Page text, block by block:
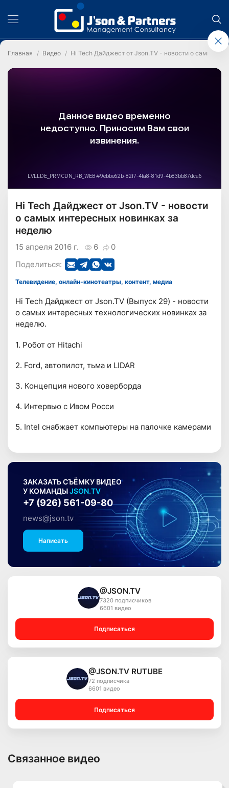
Главная Видео Hi Tech Дайджест от Json.TV - новости о самых
Hi Tech Дайджест от Json.TV - новости
о самых интересных новинках за
неделю
6 0
15 апреля 2016 г.
Поделиться:
Телевидение, онлайн-кинотеатры, контент, медиа
Hi Tech Дайджест от Json.TV (Выпуск 29) - новости
о самых интересных технологических новинках за
неделю.
1. Робот от Hitachi
2. Ford, автопилот, тьма и LIDAR
3. Концепция нового ховерборда
4. Интервью с Ивом Росси
5. Intel снабжает компьютеры на палочке камерами
ЗАКАЗАТЬ СЪЁМКУ ВИДЕО
У КОМАНДЫJSON.TV
+7 (926) 561-09-80
news@json.tv
Написать
@JSON.TV
7320 подписчиков
6601 видео
Подписаться
@JSON.TV RUTUBE
72 подписчика
6601 видео
Подписаться
Связанное видео